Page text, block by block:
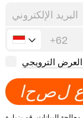
الترويجي
احصل